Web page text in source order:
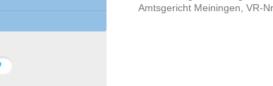
Amtsgericht Meiningen, VR-